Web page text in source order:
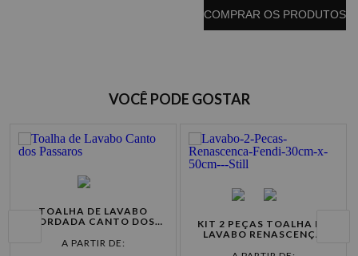
COMPRAR OS PRODUTOS
VOCÊ PODE GOSTAR
TOALHA DE LAVABO
BORDADA CANTO DOS
KIT 2 PEÇAS TOALHA DE
LAVABO RENASCENÇA